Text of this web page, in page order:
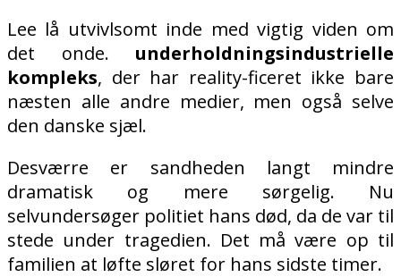
Lee lå utvivlsomt inde med vigtig viden om
det onde. underholdningsindustrielle
kompleks, der har reality-ficeret ikke bare
næsten alle andre medier, men også selve
den danske sjæl.
Desværre er sandheden langt mindre
dramatisk og mere sørgelig. Nu
selvundersøger politiet hans død, da de var til
stede under tragedien. Det må være op til
familien at løfte sløret for hans sidste timer.